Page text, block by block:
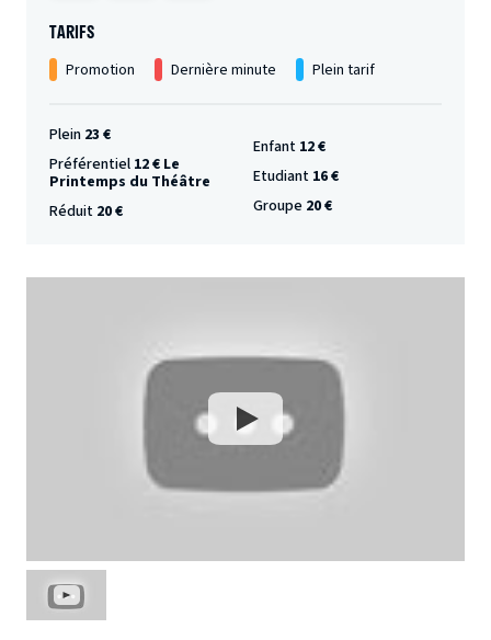
TARIFS
Promotion Dernière minute Plein tarif
Plein 23 €
Préférentiel 12 € Le
Printemps du Théâtre
Réduit 20 €
Enfant 12 €
Etudiant 16 €
Groupe 20 €